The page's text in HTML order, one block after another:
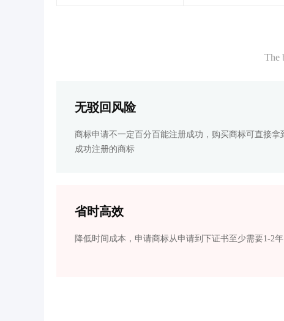
The
无驳回风险
商标申请不一定百分百能注册成功，购买商标可直接拿
成功注册的商标
省时高效
降低时间成本，申请商标从申请到下证书至少需要1-2年